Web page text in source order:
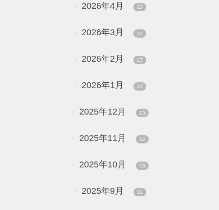
2026年4月 12
2026年3月 12
2026年2月 13
2026年1月 13
2025年12月 13
2025年11月 12
2025年10月 13
2025年9月 12